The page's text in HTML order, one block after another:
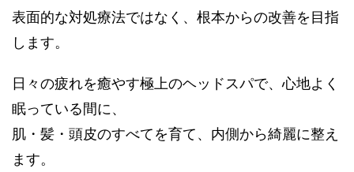
表面的な対処療法ではなく、根本からの改善を目指
します。
日々の疲れを癒やす極上のヘッドスパで、心地よく
眠っている間に、
肌・髪・頭皮のすべてを育て、内側から綺麗に整え
ます。